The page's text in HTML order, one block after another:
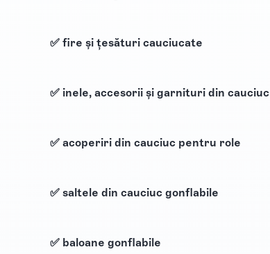
✅ fire și țesături cauciucate
✅ inele, accesorii și garnituri din cauciuc
✅ acoperiri din cauciuc pentru role
✅ saltele din cauciuc gonflabile
✅ baloane gonflabile